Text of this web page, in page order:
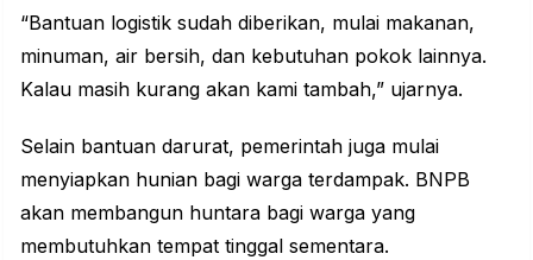
“Bantuan logistik sudah diberikan, mulai makanan,
minuman, air bersih, dan kebutuhan pokok lainnya.
Kalau masih kurang akan kami tambah,” ujarnya.
Selain bantuan darurat, pemerintah juga mulai
menyiapkan hunian bagi warga terdampak. BNPB
akan membangun huntara bagi warga yang
membutuhkan tempat tinggal sementara.